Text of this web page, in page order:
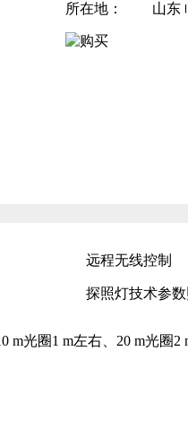
所在地： 山东
远程无线控制
探照灯技术参数
m光圈1 m左右、20 m光圈2